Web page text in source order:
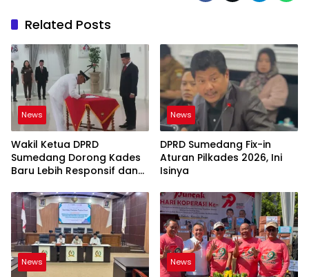
Related Posts
News
Wakil Ketua DPRD
Sumedang Dorong Kades
Baru Lebih Responsif dan
News
DPRD Sumedang Fix-in
Aturan Pilkades 2026, Ini
Isinya
News News